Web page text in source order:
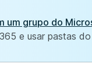
um grupo do
e usar pastas